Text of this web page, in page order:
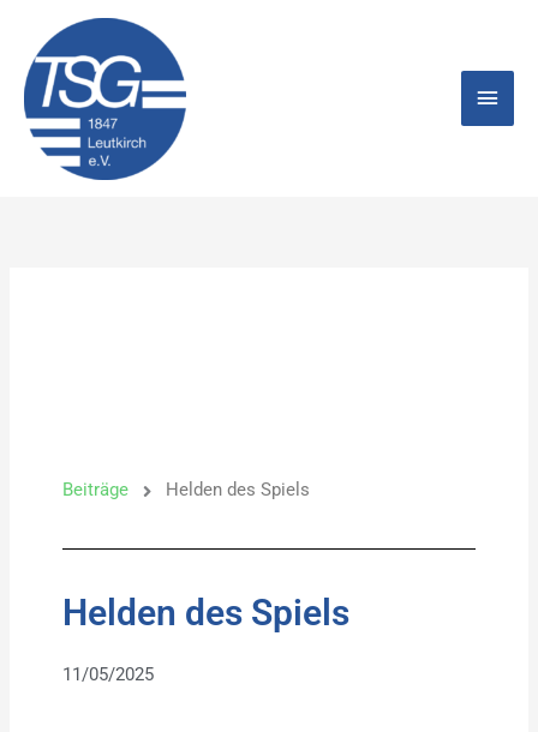
Inhalt
springen
Beiträge Helden des Spiels
Helden des Spiels
11/05/2025